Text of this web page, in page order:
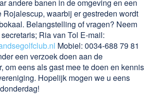
andere banen in de omgeving en een
Rojalescup, waarbij er gestreden wordt
Belangstelling of vragen? Neem
Ria van Tol E-mail:
Mobiel: 0034-688 79 81
een verzoek doen aan de
om eens als gast mee te doen en kennis
Hopelijk mogen we u eens